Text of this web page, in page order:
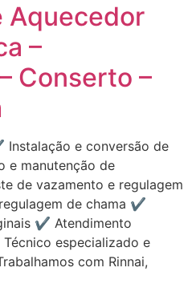
Aquecedor
–
Conserto –
e conversão de
e manutenção de
de vazamento e regulagem
de chama ✔️
✔️ Atendimento
especializado e
com Rinnai,